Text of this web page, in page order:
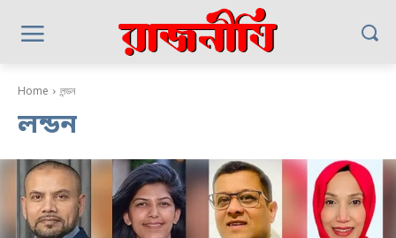
Home লন্ডন
লন্ডন